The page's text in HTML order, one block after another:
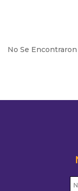
No Se